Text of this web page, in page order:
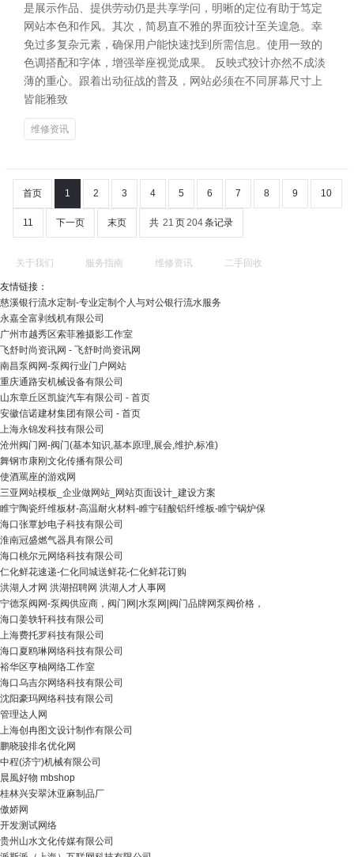
是展示作品、提供劳动仍是共享学问，明晰的定位有助于笃定
网站本色和作风。其次，简易直不雅的界面狡计至关遑急。幸
免过多复杂元素，确保用户能快速找到所需信息。使用一致的
色调搭配和字体，增强举座视觉成果。 反映式狡计亦然不成淡
薄的重心。跟着出动征战的普及，网站必须在不同屏幕尺寸上
皆能雅致
维修资讯
首页 1 2 3 4 5 6 7 8 9 10
11 下一页 末页 共 21 页204条记录
关于我们 服务指南 维修资讯 二手回收
友情链接：
慈溪银行流水定制-专业定制个人与对公银行流水服务
永嘉全富剥线机有限公司
广州市越秀区索菲雅摄影工作室
飞舒时尚资讯网 - 飞舒时尚资讯网
南昌泵阀网-泵阀行业门户网站
重庆通路安机械设备有限公司
山东章丘区凯旋汽车有限公司 - 首页
安徽信诺建材集团有限公司 - 首页
上海永锦发科技有限公司
沧州阀门网-阀门(基本知识,基本原理,展会,维护,标准)
舞钢市康刚文化传播有限公司
使酒罵座的游戏网
三亚网站模板_企业做网站_网站页面设计_建设方案
睢宁陶瓷纤维板材-高温耐火材料-睢宁硅酸铝纤维板-睢宁锅炉保
海口张覃妙电子科技有限公司
淮南冠盛燃气器具有限公司
海口桃尔元网络科技有限公司
仁化鲜花速递-仁化同城送鲜花-仁化鲜花订购
洪湖人才网 洪湖招聘网 洪湖人才人事网
宁德泵阀网-泵阀供应商，阀门网|水泵网|阀门品牌网泵阀价格，
海口姜轶轩科技有限公司
上海费托罗科技有限公司
海口夏鸥琳网络科技有限公司
裕华区亨柚网络工作室
海口乌吉尔网络科技有限公司
沈阳豪玛网络科技有限公司
管理达人网
上海创冉图文设计制作有限公司
鹏晓骏排名优化网
中程(济宁)机械有限公司
晨風好物 mbshop
桂林兴安翠沐亚麻制品厂
傲娇网
开发测试网络
贵州山水文化传媒有限公司